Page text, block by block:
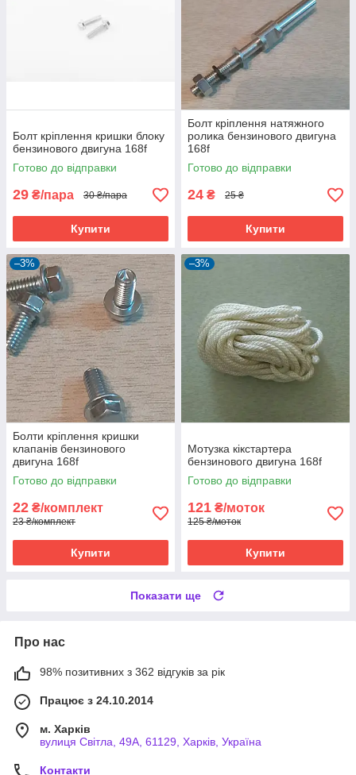
Болт кріплення кришки блоку
бензинового двигуна 168f
Готово до відправки
29 ₴/пара 30 ₴/пара
Купити
Болт кріплення натяжного
ролика бензинового двигуна
168f
Готово до відправки
24 ₴ 25 ₴
Купити
–3%
Болти кріплення кришки
клапанів бензинового
двигуна 168f
Готово до відправки
22 ₴/комплект
23 ₴/комплект
Купити
–3%
Мотузка кікстартера
бензинового двигуна 168f
Готово до відправки
121 ₴/моток
125 ₴/моток
Купити
Показати ще
Про нас
98% позитивних з 362 відгуків за рік
Працює з 24.10.2014
м. Харків
вулиця Світла, 49А, 61129, Харків, Україна
Контакти